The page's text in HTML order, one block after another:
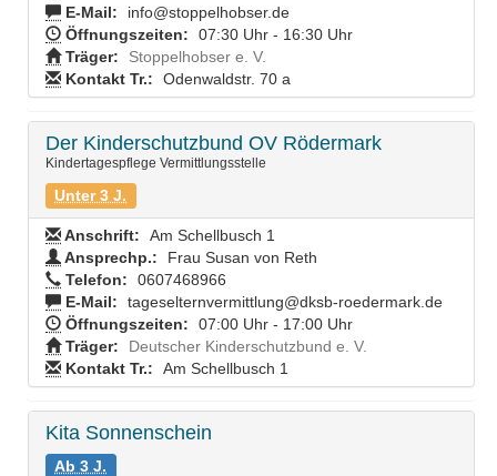
E-Mail:
info@stoppelhobser.de
Öffnungszeiten:
07:30 Uhr - 16:30 Uhr
Träger:
Stoppelhobser e. V.
Kontakt Tr.:
Odenwaldstr. 70 a
Der Kinderschutzbund OV Rödermark
Kindertagespflege Vermittlungsstelle
Unter 3 J.
Anschrift:
Am Schellbusch 1
Ansprechp.:
Frau Susan von Reth
Telefon:
0607468966
E-Mail:
tageselternvermittlung@dksb-roedermark.de
Öffnungszeiten:
07:00 Uhr - 17:00 Uhr
Träger:
Deutscher Kinderschutzbund e. V.
Kontakt Tr.:
Am Schellbusch 1
Kita Sonnenschein
Ab 3 J.